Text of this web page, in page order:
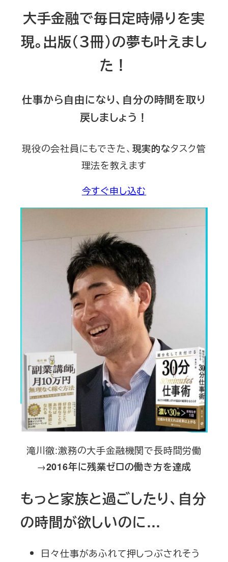
大手金融で毎日定時帰りを実
現。出版（３冊）の夢も叶えまし
た！
仕事から自由になり、自分の時間を取り
戻しましょう！
現役の会社員にもできた、 現実的なタスク管
理法を教えます
今すぐ申し込む
滝川徹:激務の大手金融機関で長時間労働
→2016年に残業ゼロの働き方を達成
もっと家族と過ごしたり、自分
の時間が欲しいのに…
日々仕事があふれて押しつぶされそう